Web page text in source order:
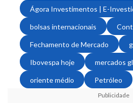
Ágora Investimentos | E-
bolsas internacionais
Fechamento de Mercado
Ibovespa hoje mercados
oriente médio Petróleo
Publicidade